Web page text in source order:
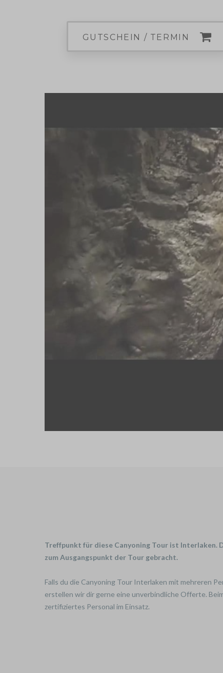
GUTSCHEIN / TERMIN
Treffpunkt für diese Canyoning Tour ist Interlaken.
zum Ausgangspunkt der Tour gebracht.
Falls du die Canyoning Tour Interlaken mit mehreren
erstellen wir dir gerne eine unverbindliche Offerte.
zertifiziertes Personal im Einsatz.